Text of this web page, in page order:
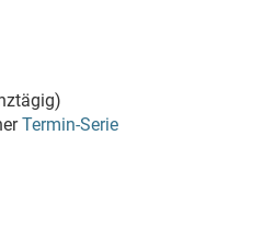
Termin-Serie